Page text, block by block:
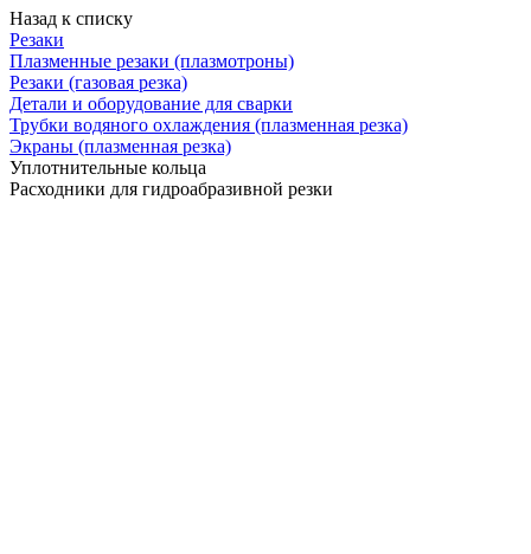
Назад к списку
Резаки
Плазменные резаки (плазмотроны)
Резаки (газовая резка)
Детали и оборудование для сварки
Трубки водяного охлаждения (плазменная резка)
Экраны (плазменная резка)
Уплотнительные кольца
Расходники для гидроабразивной резки